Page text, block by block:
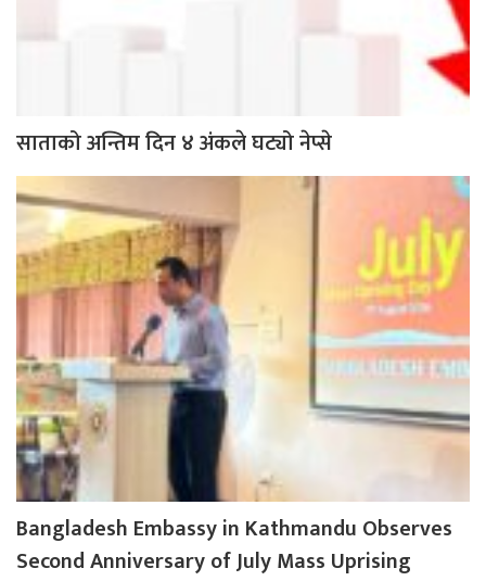
साताको अन्तिम दिन ४ अंकले घट्यो नेप्से
Bangladesh Embassy in Kathmandu Observes
Second Anniversary of July Mass Uprising